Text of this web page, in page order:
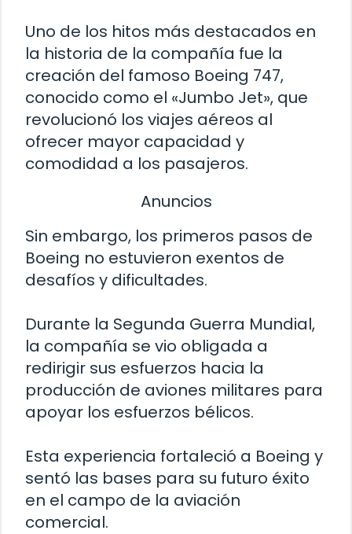
Uno de los hitos más destacados en
la historia de la compañía fue la
creación del famoso Boeing 747,
conocido como el «Jumbo Jet», que
revolucionó los viajes aéreos al
ofrecer mayor capacidad y
comodidad a los pasajeros.
Anuncios
Sin embargo, los primeros pasos de
Boeing no estuvieron exentos de
desafíos y dificultades.
Durante la Segunda Guerra Mundial,
la compañía se vio obligada a
redirigir sus esfuerzos hacia la
producción de aviones militares para
apoyar los esfuerzos bélicos.
Esta experiencia fortaleció a Boeing y
sentó las bases para su futuro éxito
en el campo de la aviación
comercial.